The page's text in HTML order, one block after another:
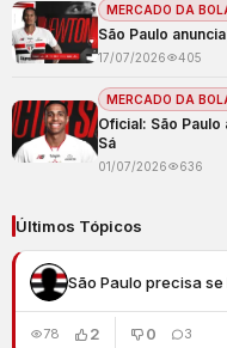
MERCADO DA
São Paulo
17/07/2026 405
MERCADO DA
Oficial: São
Sá
01/07/2026 636
Últimos Tópicos
São Paulo precisa
78 2 0 3